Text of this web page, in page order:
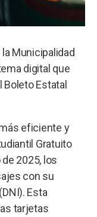
Municipalidad
digital que
Boleto Estatal
eficiente y
Gratuito
2025, los
con su
Esta
tarjetas